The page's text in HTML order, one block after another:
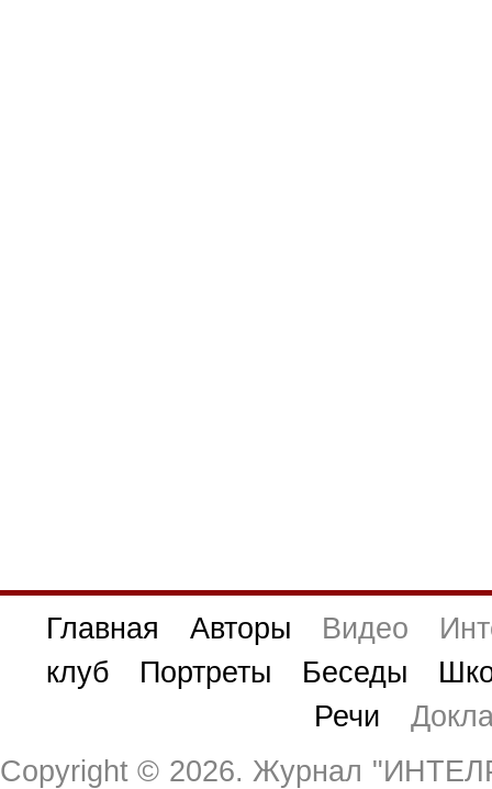
Главная Авторы Видео
клуб
Портреты Беседы
Речи
Copyright © 2026. Журнал